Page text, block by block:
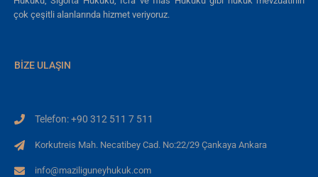
çok çeşitli alanlarında hizmet veriyoruz.
BIZE ULAŞIN
Telefon: +90 312 511 7 511
Korkutreis Mah. Necatibey Cad. No:22/29 Çankaya Ankara
info@maziliguneyhukuk.com